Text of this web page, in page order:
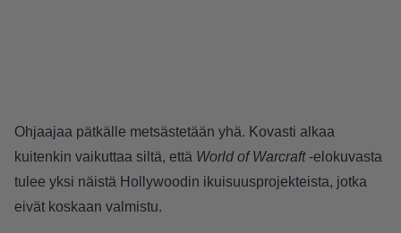
Ohjaajaa pätkälle metsästetään yhä. Kovasti alkaa
kuitenkin vaikuttaa siltä, että World of Warcraft-elokuvasta
tulee yksi näistä Hollywoodin ikuisuusprojekteista, jotka
eivät koskaan valmistu.